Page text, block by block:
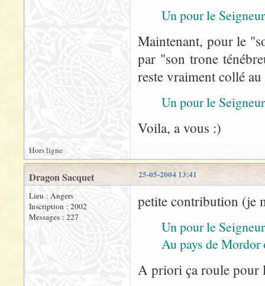
Un pour le
Maintenant, pour le
par "son trone
reste vraiment collé
Un pour le
Voila, a vous :)
Hors ligne
25-05-2004 13:41
Dragon Sacquet
Lieu : Angers
Inscription : 2002
Messages : 227
petite contribution (je
Un pour le
Au pays de Mordor
A priori ça roule pour